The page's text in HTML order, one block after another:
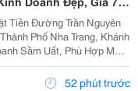
Tiền Đường Trần Nguyên
Phố Nha Trang, Khánh
Sầm Uất, Phù Hợp Mở
Hoặc Đầu Tư Cho
Thuê Lâu Dài. Thông Tin Chi Tiết. - Địa Chỉ: Số...
52 phút trước